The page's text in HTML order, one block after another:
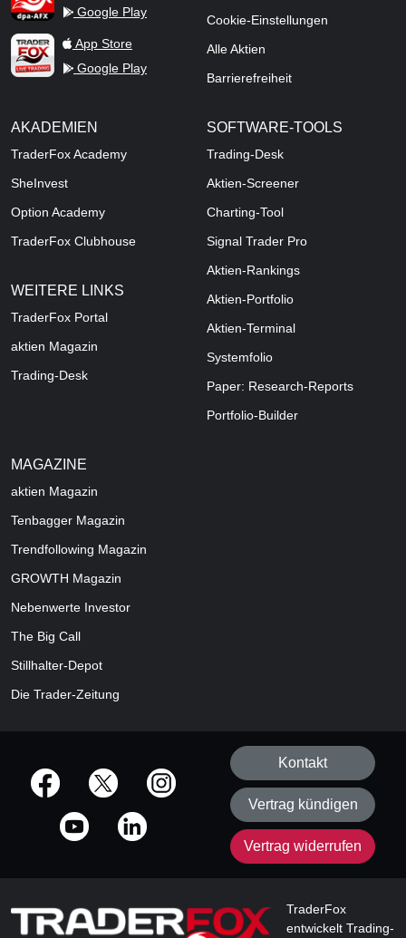
Google Play
TraderFox Live Trading
App Store
Google Play
Cookie-Einstellungen
Alle Aktien
Barrierefreiheit
AKADEMIEN
TraderFox Academy
SheInvest
Option Academy
TraderFox Clubhouse
WEITERE LINKS
TraderFox Portal
aktien Magazin
Trading-Desk
SOFTWARE-TOOLS
Trading-Desk
Aktien-Screener
Charting-Tool
Signal Trader Pro
Aktien-Rankings
Aktien-Portfolio
Aktien-Terminal
Systemfolio
Paper: Research-Reports
Portfolio-Builder
MAGAZINE
aktien Magazin
Tenbagger Magazin
Trendfollowing Magazin
GROWTH Magazin
Nebenwerte Investor
The Big Call
Stillhalter-Depot
Die Trader-Zeitung
offizielle Social Media-Accounts
Kontakt
Vertrag kündigen
Vertrag widerrufen
TraderFox
entwickelt Trading-